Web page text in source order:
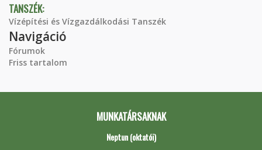
TANSZÉK:
Vízépítési és Vízgazdálkodási Tanszék
Navigáció
Fórumok
Friss tartalom
MUNKATÁRSAKNAK
Neptun (oktatói)